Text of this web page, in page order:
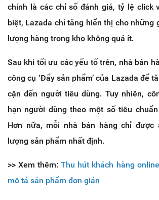
chính là các chỉ số đánh giá, tỷ lệ click
biệt, Lazada chỉ tăng hiển thị cho những
lượng hàng trong kho không quá ít.
Sau khi tối ưu các yếu tố trên, nhà bán
công cụ ‘Đẩy sản phẩm’ của Lazada để
cận đến người tiêu dùng. Tuy nhiên,
hạn người dùng theo một số tiêu
Hơn nữa, mỗi nhà bán hàng chỉ được
lượng sản phẩm nhất định.
>> Xem thêm:Thu hút khách hàng
mô tả sản phẩm đơn giản